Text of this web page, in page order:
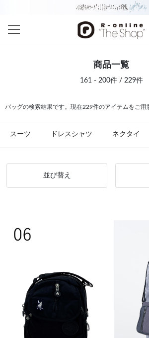
商品一覧
161 - 200件 / 229件
バッグの検索結果です。現在229件のアイテムをご用
スーツ ドレスシャツ ネクタイ
並び替え